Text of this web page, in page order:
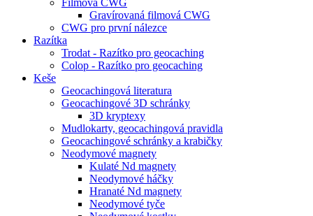
Filmová CWG
Gravírovaná filmová CWG
CWG pro první nálezce
Razítka
Trodat - Razítko pro geocaching
Colop - Razítko pro geocaching
Keše
Geocachingová literatura
Geocachingové 3D schránky
3D kryptexy
Mudlokarty, geocachingová pravidla
Geocachingové schránky a krabičky
Neodymové magnety
Kulaté Nd magnety
Neodymové háčky
Hranaté Nd magnety
Neodymové tyče